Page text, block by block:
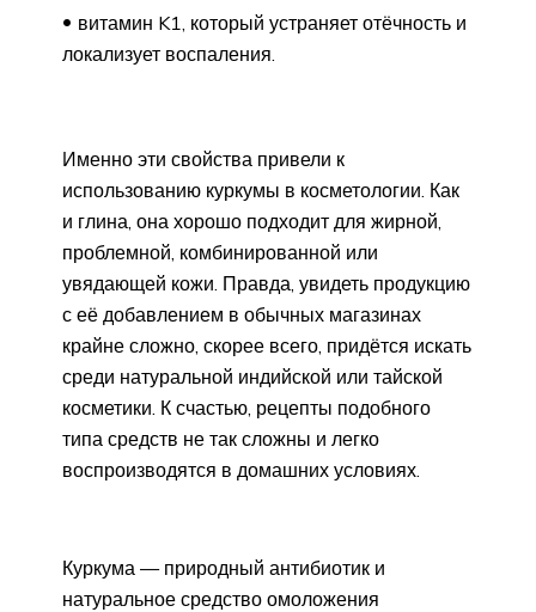
витамин K1, который устраняет отёчность и
локализует воспаления.
Именно эти свойства привели к
использованию куркумы в косметологии. Как
и глина, она хорошо подходит для жирной,
проблемной, комбинированной или
увядающей кожи. Правда, увидеть продукцию
с её добавлением в обычных магазинах
крайне сложно, скорее всего, придётся искать
среди натуральной индийской или тайской
косметики. К счастью, рецепты подобного
типа средств не так сложны и легко
воспроизводятся в домашних условиях.
Куркума — природный антибиотик и
натуральное средство омоложения